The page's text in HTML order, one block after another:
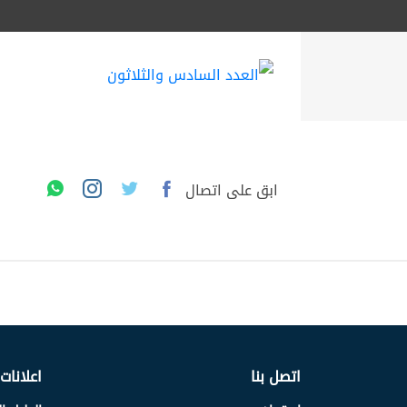
ابق على اتصال
اتصل بنا